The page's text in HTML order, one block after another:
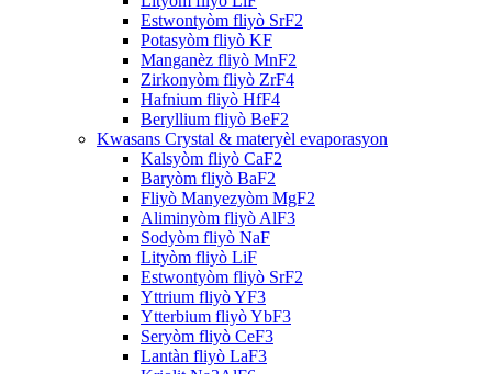
Estwontyòm fliyò SrF2
Potasyòm fliyò KF
Manganèz fliyò MnF2
Zirkonyòm fliyò ZrF4
Hafnium fliyò HfF4
Beryllium fliyò BeF2
Kwasans Crystal & materyèl evaporasyon
Kalsyòm fliyò CaF2
Baryòm fliyò BaF2
Fliyò Manyezyòm MgF2
Aliminyòm fliyò AlF3
Sodyòm fliyò NaF
Lityòm fliyò LiF
Estwontyòm fliyò SrF2
Yttrium fliyò YF3
Ytterbium fliyò YbF3
Seryòm fliyò CeF3
Lantàn fliyò LaF3